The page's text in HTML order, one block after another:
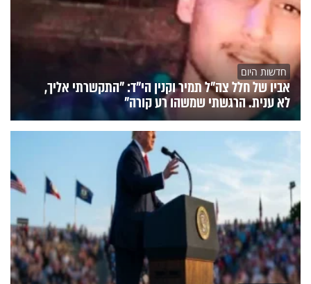
חדשות היום
אביו של חלל צה"ל תמיר וקנין הי"ד: "התקשרתי אליך,
לא ענית. הרגשתי שמשהו רע קורה"